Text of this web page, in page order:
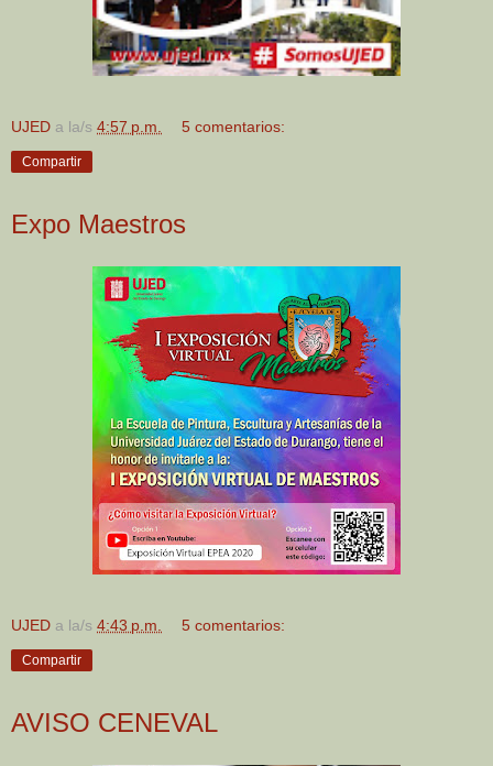
UJED a la/s 4:57 p.m. 5 comentarios:
Compartir
Expo Maestros
UJED a la/s 4:43 p.m. 5 comentarios:
Compartir
AVISO CENEVAL